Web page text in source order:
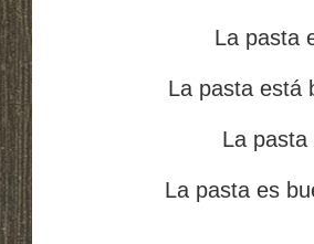
La pasta
La pasta está
La pasta
La pasta es